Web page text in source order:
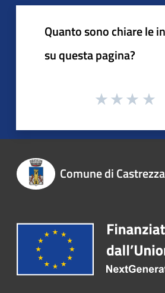
Quanto sono chiare le
su questa pagina?
Comune di